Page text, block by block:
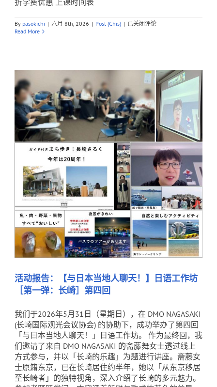
折学费优惠 上课时间表
By pasokichi | 六月 8th, 2026 | Post (Chis) | 暑
日
已关闭评论
Read More
活动报告：【与日本当地人聊天！】日语工作坊
［第一弹：长崎］第四回
我们于2026年5月31日（星期日），在 DMO NAGASAKI
(长崎国际观光会议协会) 的协助下，成功举办了第四回
「与日本当地人聊天！」日语工作坊。 作为最终回，我
们邀请了来自 DMO NAGASAKI 的斋藤舞女士透过线上
方式参与，并以「长崎的乐趣」为题进行讲座。斋藤女
士原籍东京，已在长崎居住约半年，她以「从东京移居
至长崎者」的独特视角，深入介绍了长崎的多元魅力。